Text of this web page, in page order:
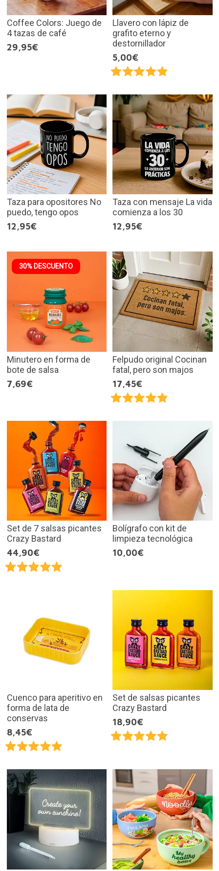
Coffee Colors: Juego de
4 tazas de café
29,95€
Llavero con lápiz de
grafito eterno y
destornillador
5,00€
Taza para opositores No
puedo, tengo opos
12,95€
Taza con mensaje La vida
comienza a los 30
12,95€
30% DESCUENTO
Minutero en forma de
bote de salsa
7,69€
Felpudo original Cocinan
fatal, pero son majos
17,45€
Set de 7 salsas picantes
Crazy Bastard
44,90€
Bolígrafo con kit de
limpieza tecnológica
10,00€
Cuenco para aperitivo en
forma de lata de
conservas
8,45€
Set de salsas picantes
Crazy Bastard
18,90€